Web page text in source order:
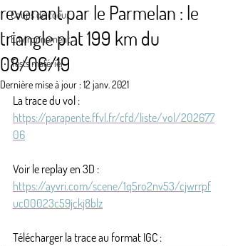
Coups de coeur
Environnement
Tests matériel
revenant par le Parmelan : le
triangle plat 199 km du
08/06/19
Dernière mise à jour : 12 janv. 2021
La trace du vol :
https://parapente.ffvl.fr/cfd/liste/vol/202677
06
Voir le replay en 3D :
https://ayvri.com/scene/1q5ro2nv53/cjwrrpf
uc00023c59jckj8blz
Télécharger la trace au format IGC :